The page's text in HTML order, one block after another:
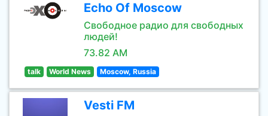
Echo Of Moscow
Свободное радио для свободных
людей!
73.82 AM
talk World News Moscow, Russia
Vesti FM